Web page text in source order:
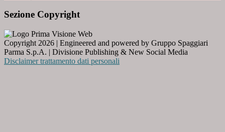
Sezione Copyright
Copyright 2026 | Engineered and powered by Gruppo Spaggiari
Parma S.p.A. | Divisione Publishing & New Social Media
Disclaimer trattamento dati personali